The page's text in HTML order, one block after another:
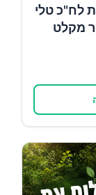
לח"כ טלי
מקלט